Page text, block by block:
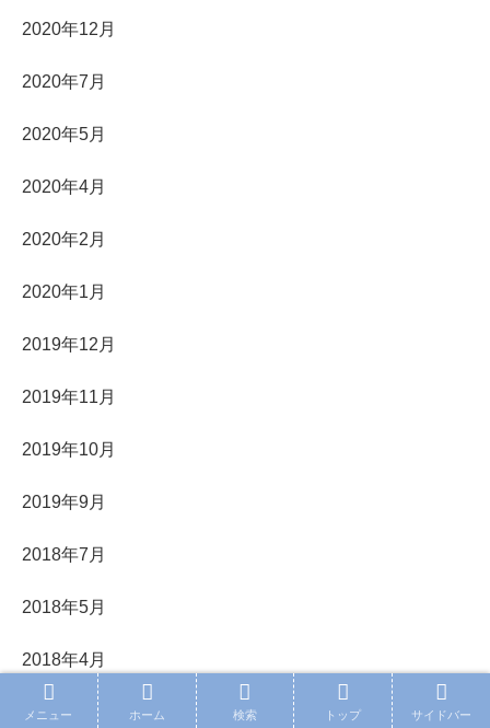
2020年12月
2020年7月
2020年5月
2020年4月
2020年2月
2020年1月
2019年12月
2019年11月
2019年10月
2019年9月
2018年7月
2018年5月
2018年4月
2018年3月
メニュー ホーム 検索 トップ サイドバー